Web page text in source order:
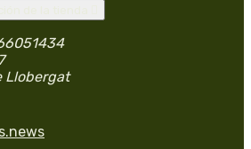
Llobergat